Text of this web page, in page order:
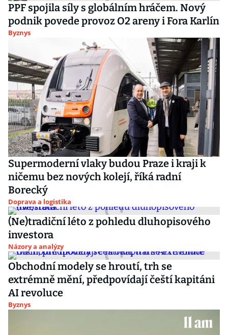
PPF spojila síly s globálním hráčem. Nový
podnik povede provoz O2 areny i Fora Karlín
Byznys
Supermoderní vlaky budou Praze i kraji k
ničemu bez nových kolejí, říká radní
Borecký
Doprava a logistika
(Ne)tradiční léto z pohledu dluhopisového
investora
Názory a analýzy
Obchodní modely se hroutí, trh se
extrémně mění, předpovídají čeští kapitáni
AI revoluce
Byznys